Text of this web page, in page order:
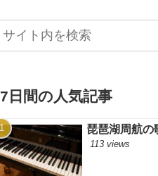
7日間の人気記事
琵琶湖周航の
113 views